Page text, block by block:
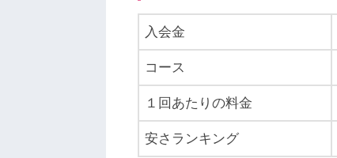
入会金
コース
１回あたりの料金
安さランキング